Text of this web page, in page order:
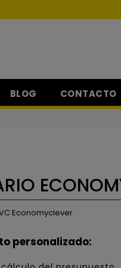
BLOG CONTACTO
Economyclever
personalizado: